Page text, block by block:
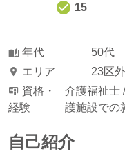
15
年代
50代
エリア
23区外
資格・
経験
介護福祉士
護施設での
自己紹介